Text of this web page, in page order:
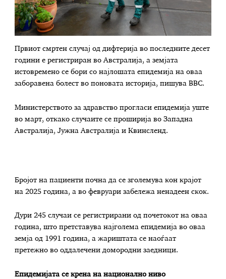
Првиот смртен случај од дифтерија во последните десет
години е регистриран во Австралија, а земјата
истовремено се бори со најлошата епидемија на оваа
заборавена болест во поновата историја, пишува BBC.
Министерството за здравство прогласи епидемија уште
во март, откако случаите се проширија во Западна
Австралија, Јужна Австралија и Квинсленд.
Бројот на пациенти почна да се зголемува кон крајот
на 2025 година, а во февруари забележа ненадеен скок.
Дури 245 случаи се регистрирани од почетокот на оваа
година, што претставува најголема епидемија во оваа
земја од 1991 година, а жариштата се наоѓаат
претежно во оддалечени домородни заедници.
Епидемијата се крена на национално ниво